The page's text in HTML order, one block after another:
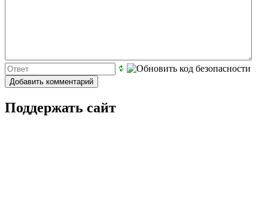
Поддержать сайт